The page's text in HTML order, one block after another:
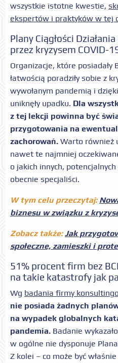
wszystkie istotne kwestie,
ekspertów i praktyków w tej
Plany Ciągłości
przez kryzysem COVID-
Organizacje, które posiadały
łatwością poradziły sobie z
wywołanym pandemią i
uniknęły upadku. Dla
z tej lekcji powinna być
przygotowania na
zachorowań. Warto również
nawet te najmniej
o jakich innych,
obecnie specjaliści.
W tym celu przeczytaj:
biznesu w związku z
Zobacz także:Jak
społeczne, zamieszki i
51% procent firm bez
na takie katastrofy jak
Wg badania firmy
nie posiada żadnych
na wypadek globalnych
pandemia. Badanie
w ogólne nie dysponuje
Z kolei – co może być